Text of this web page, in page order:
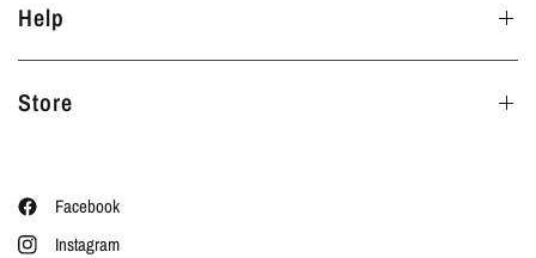
Help
Store
Facebook
Instagram